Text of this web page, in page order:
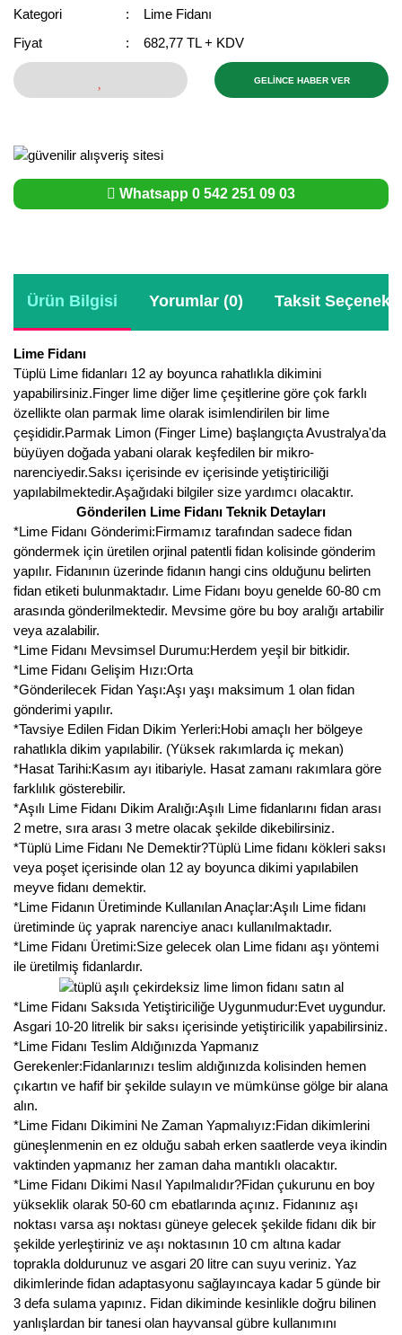
Kategori
Lime Fidanı
Fiyat
682,77 TL + KDV
GELİNCE HABER VER
Whatsapp 0 542 251 09 03
Ürün Bilgisi Yorumlar (0) Taksit
Lime Fidanı
Tüplü Lime fidanları 12 ay boyunca rahatlıkla dikimini
yapabilirsiniz.Finger lime diğer lime çeşitlerine göre çok farklı
özellikte olan parmak lime olarak isimlendirilen bir lime
çeşididir.Parmak Limon (Finger Lime) başlangıçta Avustralya'da
büyüyen doğada yabani olarak keşfedilen bir mikro-
narenciyedir.Saksı içerisinde ev içerisinde yetiştiriciliği
yapılabilmektedir.Aşağıdaki bilgiler size yardımcı olacaktır.
Gönderilen Lime Fidanı Teknik Detayları
*Lime Fidanı Gönderimi:Firmamız tarafından sadece fidan
göndermek için üretilen orjinal patentli fidan kolisinde gönderim
yapılır. Fidanının üzerinde fidanın hangi cins olduğunu belirten
fidan etiketi bulunmaktadır. Lime Fidanı boyu genelde 60-80 cm
arasında gönderilmektedir. Mevsime göre bu boy aralığı artabilir
veya azalabilir.
*Lime Fidanı Mevsimsel Durumu:Herdem yeşil bir bitkidir.
*Lime Fidanı Gelişim Hızı:Orta
*Gönderilecek Fidan Yaşı:Aşı yaşı maksimum 1 olan fidan
gönderimi yapılır.
*Tavsiye Edilen Fidan Dikim Yerleri:Hobi amaçlı her bölgeye
rahatlıkla dikim yapılabilir. (Yüksek rakımlarda iç mekan)
*Hasat Tarihi:Kasım ayı itibariyle. Hasat zamanı rakımlara göre
farklılık gösterebilir.
*Aşılı Lime Fidanı Dikim Aralığı:Aşılı Lime fidanlarını fidan arası
2 metre, sıra arası 3 metre olacak şekilde dikebilirsiniz.
*Tüplü Lime Fidanı Ne Demektir?Tüplü Lime fidanı kökleri saksı
veya poşet içerisinde olan 12 ay boyunca dikimi yapılabilen
meyve fidanı demektir.
*Lime Fidanın Üretiminde Kullanılan Anaçlar:Aşılı Lime fidanı
üretiminde üç yaprak narenciye anacı kullanılmaktadır.
*Lime Fidanı Üretimi:Size gelecek olan Lime fidanı aşı yöntemi
ile üretilmiş fidanlardır.
*Lime Fidanı Saksıda Yetiştiriciliğe Uygunmudur:Evet uygundur.
Asgari 10-20 litrelik bir saksı içerisinde yetiştiricilik yapabilirsiniz.
*Lime Fidanı Teslim Aldığınızda Yapmanız
Gerekenler:Fidanlarınızı teslim aldığınızda kolisinden hemen
çıkartın ve hafif bir şekilde sulayın ve mümkünse gölge bir alana
alın.
*Lime Fidanı Dikimini Ne Zaman Yapmalıyız:Fidan dikimlerini
güneşlenmenin en ez olduğu sabah erken saatlerde veya ikindin
vaktinden yapmanız her zaman daha mantıklı olacaktır.
*Lime Fidanı Dikimi Nasıl Yapılmalıdır?Fidan çukurunu en boy
yükseklik olarak 50-60 cm ebatlarında açınız. Fidanınız aşı
noktası varsa aşı noktası güneye gelecek şekilde fidanı dik bir
şekilde yerleştiriniz ve aşı noktasının 10 cm altına kadar
toprakla doldurunuz ve asgari 20 litre can suyu veriniz. Yaz
dikimlerinde fidan adaptasyonu sağlayıncaya kadar 5 günde bir
3 defa sulama yapınız. Fidan dikiminde kesinlikle doğru bilinen
yanlışlardan bir tanesi olan hayvansal gübre kullanımını